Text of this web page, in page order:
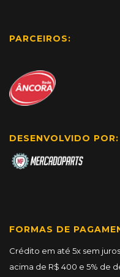
PARCEIROS:
DESENVOLVIDO POR:
FORMAS DE
Crédito em até 5x sem
acima de R$ 400 e 5% de